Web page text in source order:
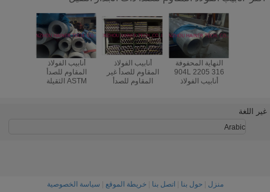
أنابيب الفولاذ
المقاوم للصدأ
ASTM الثقيلة
أنابيب الفولاذ
المقاوم للصدأ غير
المقاوم للصدأ
النهاية المحفوفة
316 904L 2205
أنابيب الفولاذ
غير اللغة
Arabic
منزل |حول بنا اتصل بنا |خريطة الموقع سياسة الخصوصية